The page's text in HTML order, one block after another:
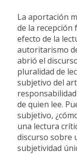
La aportación
de la recepción
efecto de la
autoritarismo
abrió el
pluralidad de
subjetivo del
de quien lee.
subjetivo,
una lectura
discurso sobre
subjetividad